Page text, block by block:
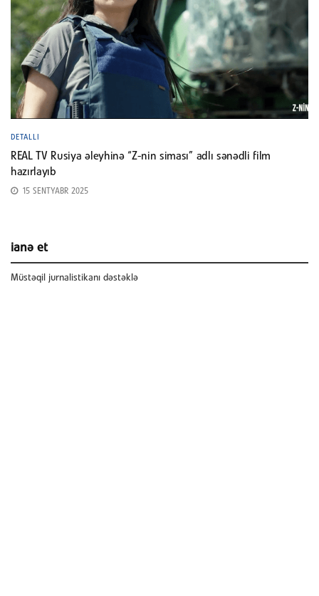
DETALLI
REAL TV Rusiya əleyhinə “Z-nin siması” adlı sənədli film
hazırlayıb
15 SENTYABR 2025
ianə et
Müstəqil jurnalistikanı dəstəklə